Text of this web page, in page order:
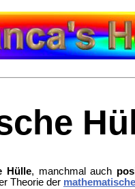
Hülle, manchmal auch
Theorie der